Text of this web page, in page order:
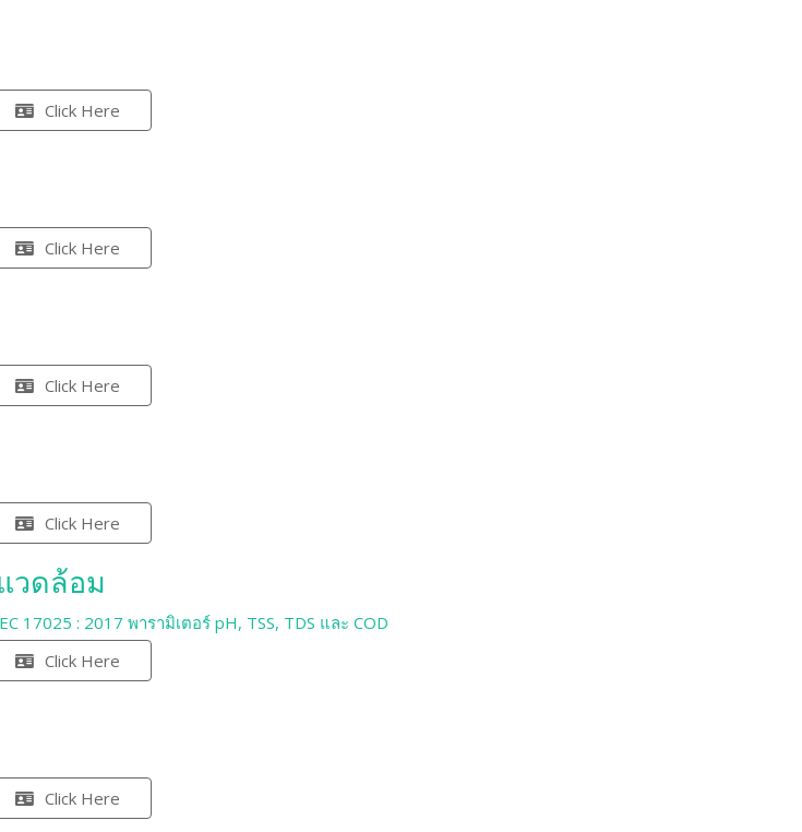
Click Here
Click Here
Click Here
Click Here
วดล้อม
: 2017 พารามิเตอร์ pH, TSS, TDS และ COD
Click Here
Click Here